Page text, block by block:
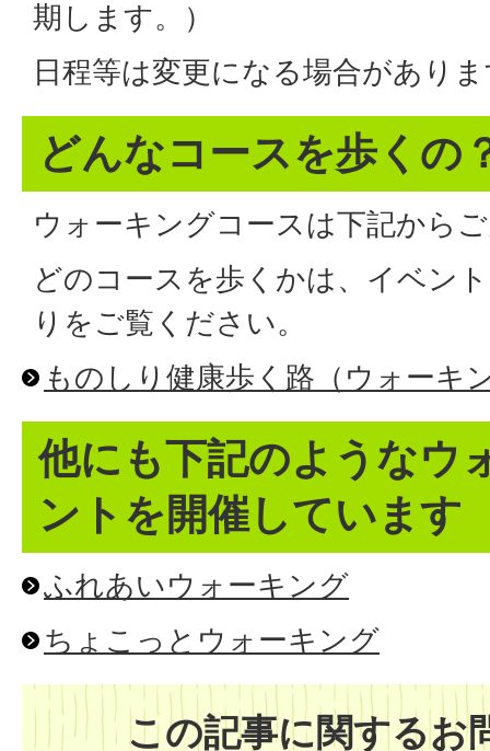
期します。）
日程等は変更になる場合があり
どんなコースを歩くの
ウォーキングコースは下記から
どのコースを歩くかは、イベン
りをご覧ください。
ものしり健康歩く路（ウォーキ
他にも下記のようなウ
ントを開催しています
ふれあいウォーキング
ちょこっとウォーキング
この記事に関するお